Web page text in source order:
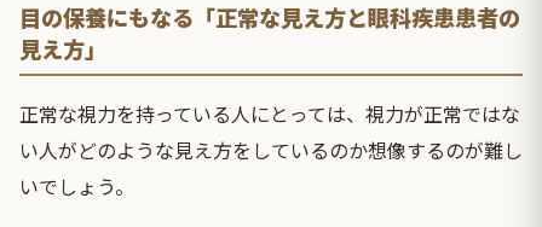
目の保養にもなる「正常な見え方と眼科疾患患者の
見え方」
正常な視力を持っている人にとっては、視力が正常ではな
い人がどのような見え方をしているのか想像するのが難し
いでしょう。